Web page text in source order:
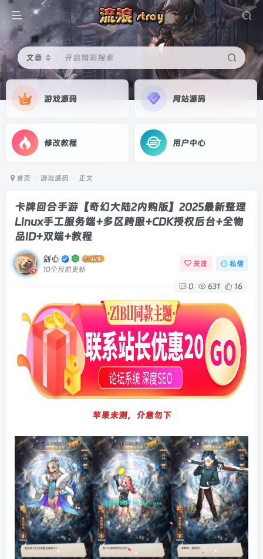
文章 开启精彩搜索
游戏源码 网站源码
修改教程 用户中心
首页 游戏源码 正文
卡牌回合手游【奇幻大陆2内购版】2025最新整理
Linux手工服务端+多区跨服+CDK授权后台+全物
品ID+双端+教程
剑心
10个月前更新
关注 私信
0 631 16
苹果未测，介意勿下